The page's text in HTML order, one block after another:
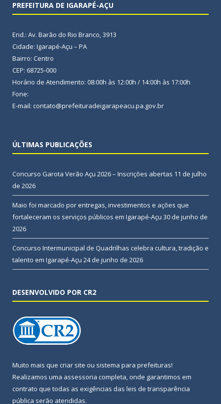
PREFEITURA DE IGARAPÉ-AÇU
End.: Av. Barão do Rio Branco, 3913
Cidade: Igarapé-Açu – PA
Bairro: Centro
CEP: 68725-000
Horário de Atendimento: 08:00h às 12:00h / 14:00h às 17:00h
Fone:
E-mail: contato@prefeituradeigarapeacu.pa.gov.br
ÚLTIMAS PUBLICAÇÕES
Concurso Garota Verão Açu 2026 – Inscrições abertas 11 de julho
de 2026
Maio foi marcado por entregas, investimentos e ações que
fortaleceram os serviços públicos em Igarapé-Açu 30 de junho de
2026
Concurso Intermunicipal de Quadrilhas celebra cultura, tradição e
talento em Igarapé-Açu 24 de junho de 2026
DESENVOLVIDO POR CR2
Muito mais que criar site ou sistema para prefeituras!
Realizamos uma assessoria completa, onde garantimos em
contrato que todas as exigências das leis de transparência
pública serão atendidas.